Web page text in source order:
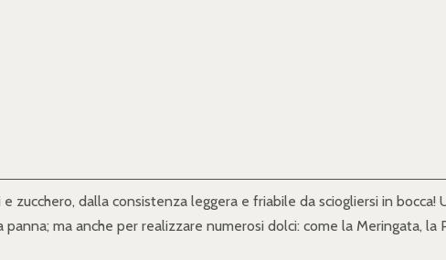
zucchero, dalla consistenza leggera e friabile da sciogliersi in
panna; ma anche per realizzare numerosi dolci: come la Meringata,